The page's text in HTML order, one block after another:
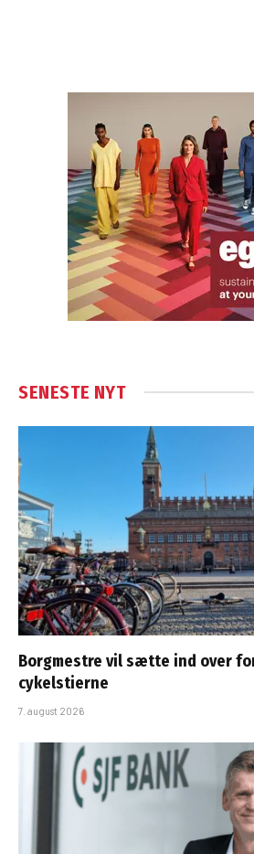
SENESTE NYT
Borgmestre vil sætte ind over
cykelstierne
7. august 2026